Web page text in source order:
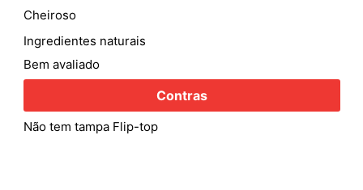
Cheiroso
Ingredientes naturais
Bem avaliado
Contras
Não tem tampa Flip-top